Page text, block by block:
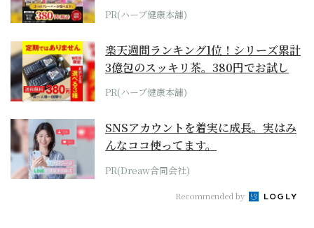
PR(ハーブ健康本舗)
楽天週間ランキング1位！シリーズ累計
3億包のスッキリ茶。380円でお試し
PR(ハーブ健康本舗)
SNSアカウントを着実に成長。実はみ
んなココ使ってます。
PR(Dreaw合同会社)
Recommended by